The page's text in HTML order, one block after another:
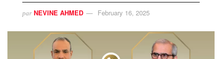
par NEVINE AHMED February 16, 2025